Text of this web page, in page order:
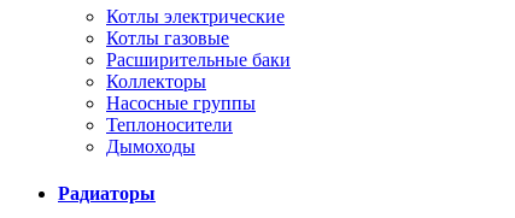
Котлы электрические
Котлы газовые
Расширительные баки
Коллекторы
Насосные группы
Теплоносители
Дымоходы
Радиаторы